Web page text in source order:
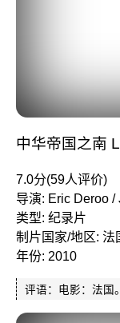
中华帝国之南
7.0分(59人评价)
导演: Eric Deroo /
类型: 纪录片
制片国家/地区: 法
年份: 2010
评语：电影：法国。